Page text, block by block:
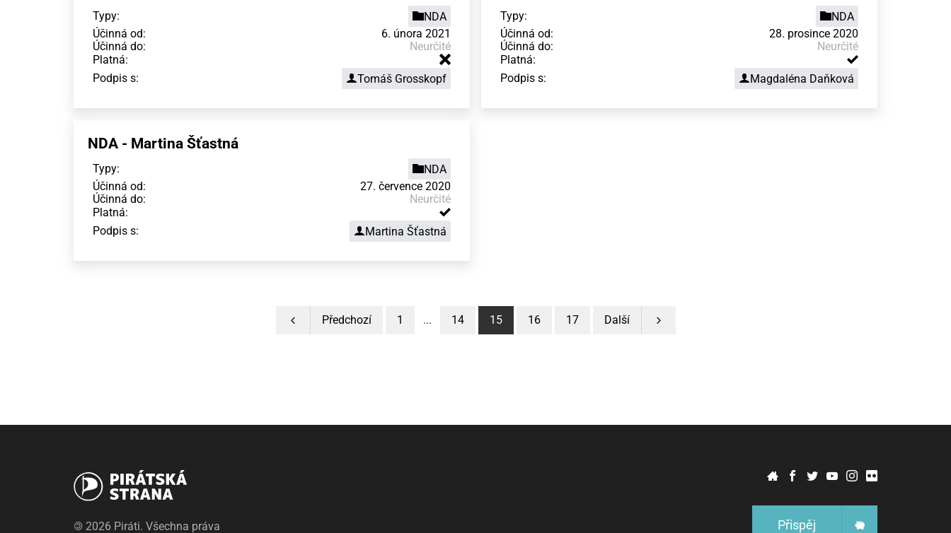
Typy:
NDA
Účinná od:
6. února 2021
Účinná do:
Neurčité
Platná:
Podpis s:
Tomáš Grosskopf
Typy:
NDA
Účinná od:
28. prosince 2020
Účinná do:
Neurčité
Platná:
Podpis s:
Magdaléna Daňková
NDA - Martina Šťastná
Typy:
NDA
Účinná od:
27. července 2020
Účinná do:
Neurčité
Platná:
Podpis s:
Martina Šťastná
Předchozí 1 ... 14 15 16 17 Další
© 2026 Piráti. Všechna práva Přispěj